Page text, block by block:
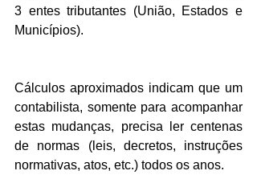
3 entes tributantes (União, Estados e
Municípios).
Cálculos aproximados indicam que um
contabilista, somente para acompanhar
estas mudanças, precisa ler centenas
de normas (leis, decretos, instruções
normativas, atos, etc.) todos os anos.